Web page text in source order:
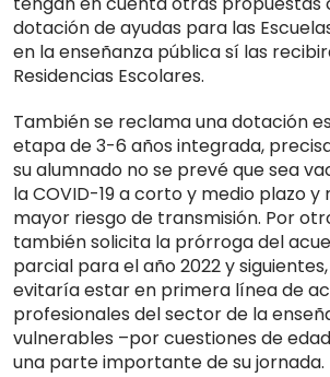
dotación de ayudas para las
en la enseñanza pública sí las
Residencias Escolares.
También se reclama una dotación
etapa de 3-6 años integrada,
su alumnado no se prevé que sea
la COVID-19 a corto y medio plazo
mayor riesgo de transmisión. Por
también solicita la prórroga del
parcial para el año 2022 y
evitaría estar en primera línea de
profesionales del sector de la
vulnerables –por cuestiones de
una parte importante de su jornada.